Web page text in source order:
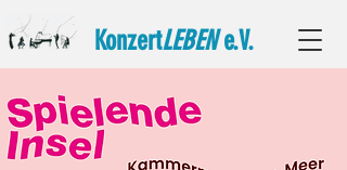
KonzertLEBENe.V.